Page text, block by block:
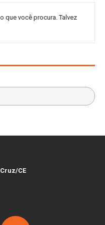
que você procura. Talvez
CE